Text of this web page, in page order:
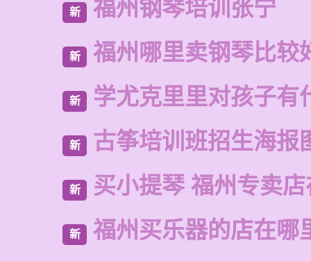
新 福州钢琴培训张宁
新 福州哪里卖钢琴比较
新 学尤克里里对孩子有
新 古筝培训班招生海报
新 买小提琴 福州专卖
新 福州买乐器的店在哪